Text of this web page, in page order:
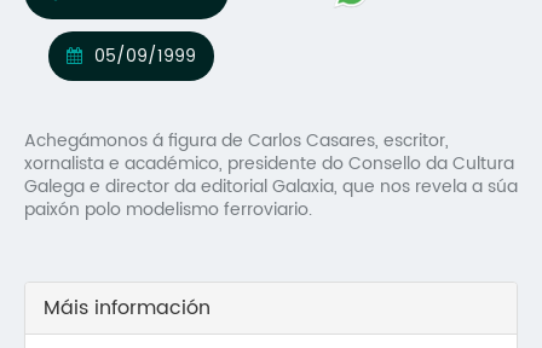
05/09/1999
Achegámonos á figura de Carlos Casares, escritor,
xornalista e académico, presidente do Consello da Cultura
Galega e director da editorial Galaxia, que nos revela a súa
paixón polo modelismo ferroviario.
Máis información